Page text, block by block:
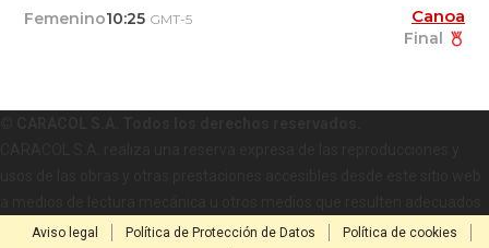
Femenino10:25 GMT-5 Canoa
Final
Aviso legal Política de Protección de Datos Política de cookies